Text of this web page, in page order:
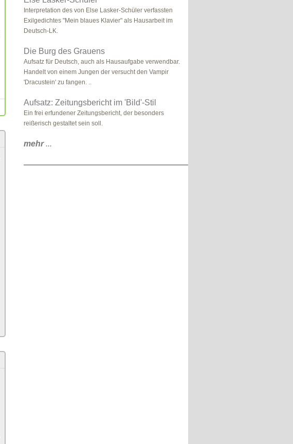
Interpretation des von Else Lasker-Schüler verfassten
Exilgedichtes "Mein blaues Klavier" als Hausarbeit im
Deutsch-LK.
Die Burg des Grauens
Aufsatz für Deutsch, auch als Hausaufgabe verwendbar.
Handelt von einem Jungen der versucht den Vampir
'Dracustein' zu fangen. ..
Aufsatz: Zeitungsbericht im 'Bild'-Stil
Ein frei erfundener Zeitungsbericht, der besonders
reißerisch gestaltet sein soll.
mehr...